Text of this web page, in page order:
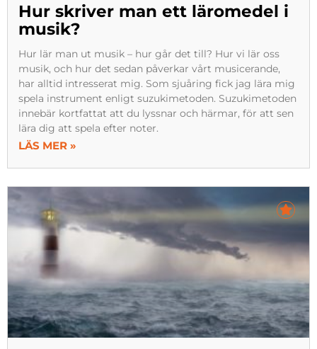
Hur skriver man ett läromedel i
musik?
Hur lär man ut musik – hur går det till? Hur vi lär oss
musik, och hur det sedan påverkar vårt musicerande,
har alltid intresserat mig. Som sjuåring fick jag lära mig
spela instrument enligt suzukimetoden. Suzukimetoden
innebär kortfattat att du lyssnar och härmar, för att sen
lära dig att spela efter noter.
LÄS MER »